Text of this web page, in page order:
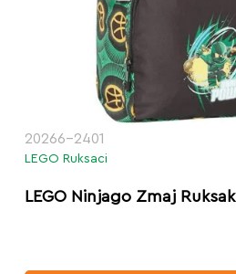
20266-2401
LEGO Ruksaci
LEGO Ninjago Zmaj Ruksak